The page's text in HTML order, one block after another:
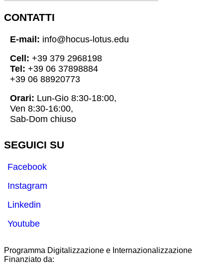
CONTATTI
E-mail: info@hocus-lotus.edu
Cell: +39 379 2968198
Tel: +39 06 37898884
+39 06 88920773
Orari: Lun-Gio 8:30-18:00,
Ven 8:30-16:00,
Sab-Dom chiuso
SEGUICI SU
Facebook
Instagram
Linkedin
Youtube
Programma Digitalizzazione e Internazionalizzazione
Finanziato da: